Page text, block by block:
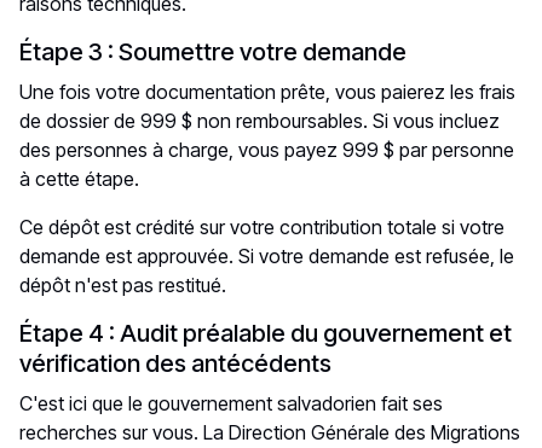
Étape 3 : Soumettre votre demande
Une fois votre documentation prête, vous paierez les frais
de dossier de 999 $ non remboursables. Si vous incluez
des personnes à charge, vous payez 999 $ par personne
à cette étape.
Ce dépôt est crédité sur votre contribution totale si votre
demande est approuvée. Si votre demande est refusée, le
dépôt n'est pas restitué.
Étape 4 : Audit préalable du gouvernement et
vérification des antécédents
C'est ici que le gouvernement salvadorien fait ses
recherches sur vous. La Direction Générale des Migrations